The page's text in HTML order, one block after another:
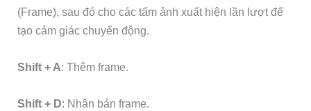
(Frame), sau đó cho các tấm ảnh xuất hiện lần lượt để
tạo cảm giác chuyển động.
Shift + A: Thêm frame.
Shift + D: Nhân bản frame.